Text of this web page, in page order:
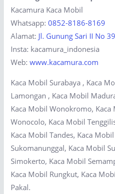
Kacamura Kaca Mobil
Whatsapp:0852-8186-8169
Alamat: Jl. Gunung Sari II No
Insta: kacamura_indonesia
Web:www.kacamura.com
Kaca Mobil Surabaya , Kaca
Lamongan , Kaca Mobil
Kaca Mobil Wonokromo,
Wonocolo, Kaca Mobil
Kaca Mobil Tandes, Kaca
Sukomanunggal, Kaca Mobil
Simokerto, Kaca Mobil
Kaca Mobil Rungkut, Kaca
Pakal.